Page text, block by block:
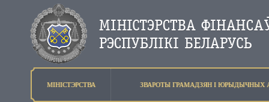
МIНIСТЭРСТВА ЗВАРОТЫ ГРАМАДЗЯН I ЮРЫДЫЧНЫХ